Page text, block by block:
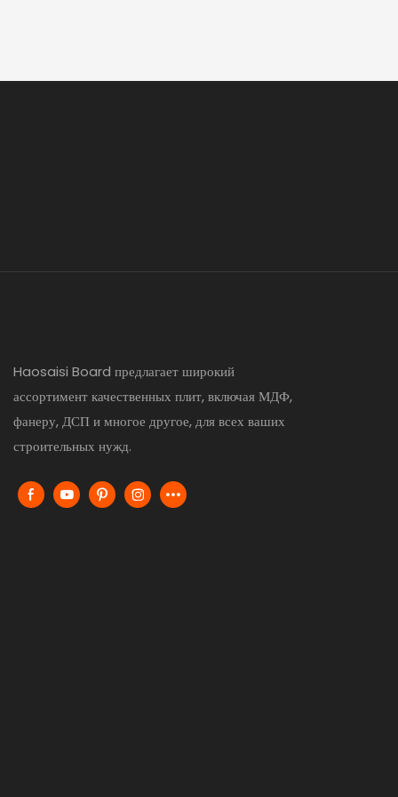
Haosaisi Board предлагает широкий
ассортимент качественных плит, включая МДФ,
фанеру, ДСП и многое другое, для всех ваших
строительных нужд.